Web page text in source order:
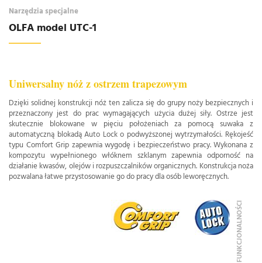
Narzędzia specjalne
OLFA model UTC-1
Uniwersalny nóż z ostrzem trapezowym
Dzięki solidnej konstrukcji nóż ten zalicza się do grupy noży bezpiecznych i
przeznaczony jest do prac wymagających użycia dużej siły. Ostrze jest
skutecznie blokowane w pięciu położeniach za pomocą suwaka z
automatyczną blokadą Auto Lock o podwyższonej wytrzymałości. Rękojeść
typu Comfort Grip zapewnia wygodę i bezpieczeństwo pracy. Wykonana z
kompozytu wypełnionego włóknem szklanym zapewnia odporność na
działanie kwasów, olejów i rozpuszczalników organicznych. Konstrukcja noża
pozwalana łatwe przystosowanie go do pracy dla osób leworęcznych.
FUNKCJONALNOŚCI